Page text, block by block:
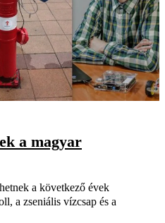
a magyar
a következő évek
a zseniális vízcsap és a